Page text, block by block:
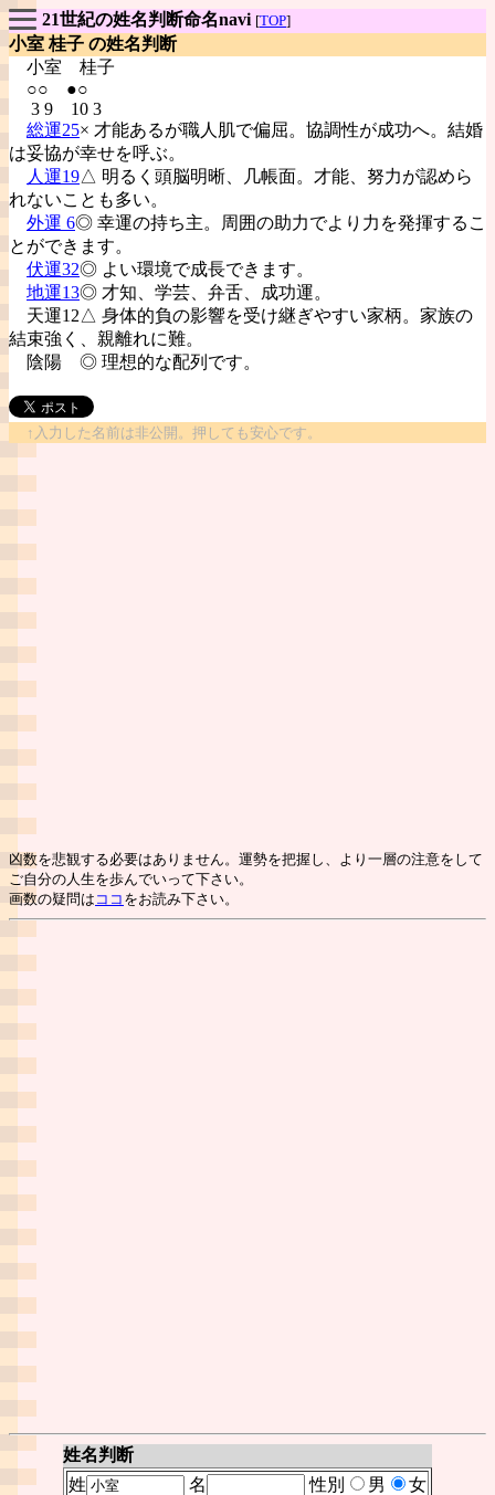
21世紀の姓名判断命名navi [TOP]
小室 桂子 の姓名判断
小室 桂子
○○ ●○
3 9 10 3
総運25× 才能あるが職人肌で偏屈。協調性が成功へ。結婚
は妥協が幸せを呼ぶ。
人運19△ 明るく頭脳明晰、几帳面。才能、努力が認めら
れないことも多い。
外運 6◎ 幸運の持ち主。周囲の助力でより力を発揮するこ
とができます。
伏運32◎ よい環境で成長できます。
地運13◎ 才知、学芸、弁舌、成功運。
天運12△ 身体的負の影響を受け継ぎやすい家柄。家族の
結束強く、親離れに難。
陰陽 ◎ 理想的な配列です。
↑入力した名前は非公開。押しても安心です。
凶数を悲観する必要はありません。運勢を把握し、より一層の注意をして
ご自分の人生を歩んでいって下さい。
画数の疑問は ココ をお読み下さい。
姓名判断
姓
名 性別 男 女